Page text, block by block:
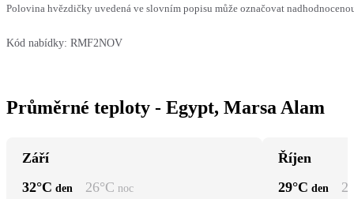
Polovina hvězdičky uvedená ve slovním popisu může označovat
Kód nabídky: RMF2NOV
Průměrné teploty - Egypt, Marsa Alam
Září
32°C den 26°C noc
Říjen
29°C den